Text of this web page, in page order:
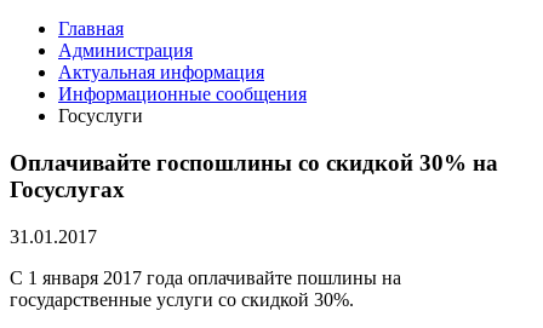
Главная
Администрация
Актуальная информация
Информационные сообщения
Госуслуги
Оплачивайте госпошлины со скидкой 30% на
Госуслугах
31.01.2017
С 1 января 2017 года оплачивайте пошлины на
государственные услуги со скидкой 30%.